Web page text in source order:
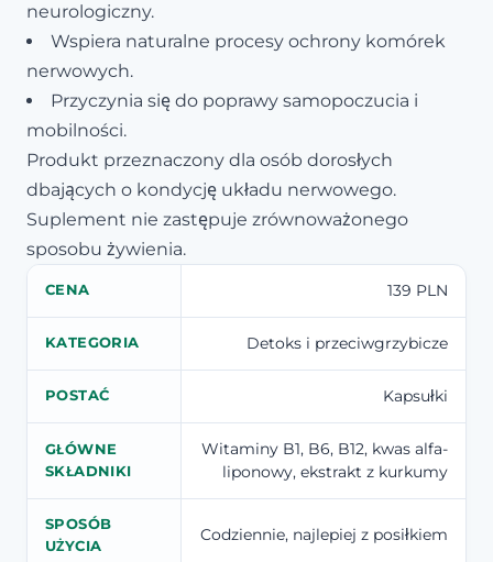
neurologiczny.
Wspiera naturalne procesy ochrony komórek
nerwowych.
Przyczynia się do poprawy samopoczucia i
mobilności.
Produkt przeznaczony dla osób dorosłych
dbających o kondycję układu nerwowego.
Suplement nie zastępuje zrównoważonego
sposobu żywienia.
CENA 139 PLN
KATEGORIA Detoks i przeciwgrzybicze
POSTAĆ Kapsułki
GŁÓWNE
SKŁADNIKI
Witaminy B1, B6, B12, kwas alfa-
liponowy, ekstrakt z kurkumy
SPOSÓB
UŻYCIA
Codziennie, najlepiej z posiłkiem